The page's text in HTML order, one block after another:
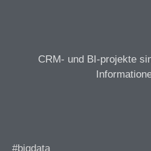
CRM- und BI-projekte
#bigdata